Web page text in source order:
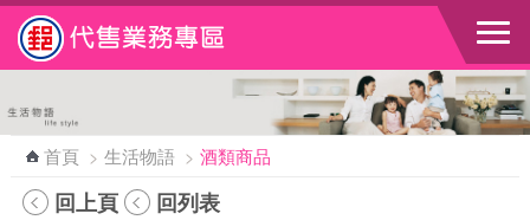
跳到主要內容區塊
首頁 > 生活物語 > 酒類商品
回上頁 回列表